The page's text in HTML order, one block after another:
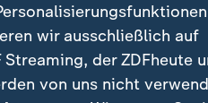
wir ausschließlich auf
der ZDFheute
von uns nicht